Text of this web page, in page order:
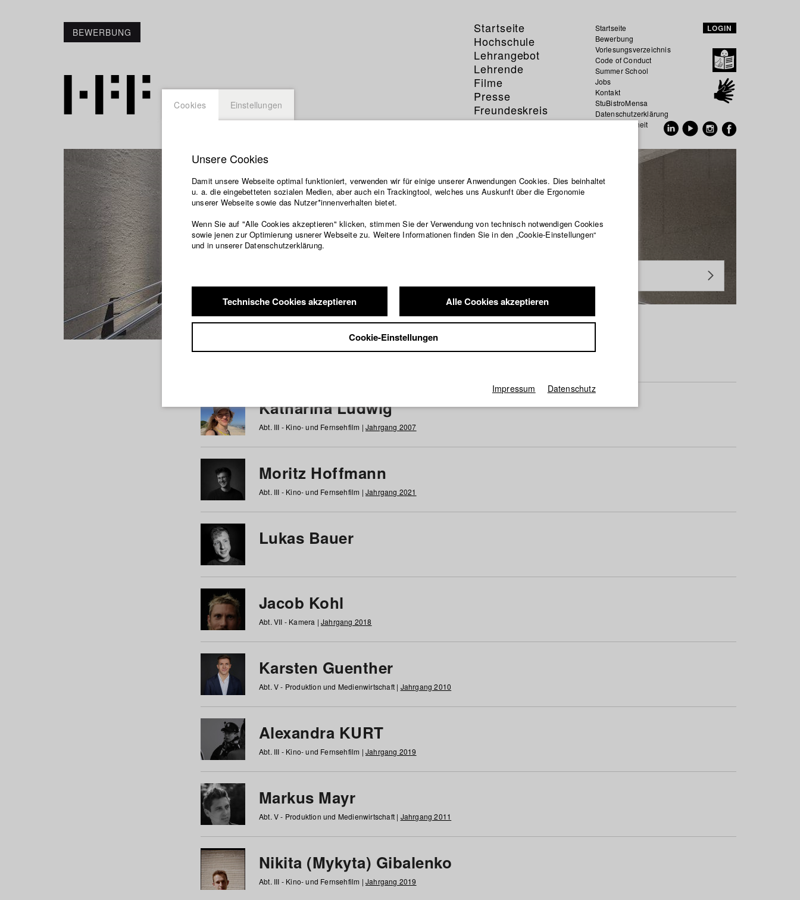
BEWERBUNG
Startseite
Hochschule
Lehrangebot
Lehrende
Filme
Presse
Freundeskreis
Service
Startseite
Bewerbung
Vorlesungsverzeichnis
Code of Conduct
Summer School
Jobs
Kontakt
StuBistroMensa
Datenschutzerklärung
Datensicherheit
LOGIN
Studierende / Alumni
a b c d e f g h i j k l m n o p q r s t u v w x y z Alle
Katharina Ludwig
Abt. III - Kino- und Fernsehfilm | Jahrgang 2007
Moritz Hoffmann
Abt. III - Kino- und Fernsehfilm | Jahrgang 2021
Lukas Bauer
Jacob Kohl
Abt. VII - Kamera | Jahrgang 2018
Karsten Guenther
Abt. V - Produktion und Medienwirtschaft | Jahrgang 2010
Alexandra KURT
Abt. III - Kino- und Fernsehfilm | Jahrgang 2019
Markus Mayr
Abt. V - Produktion und Medienwirtschaft | Jahrgang 2011
Nikita (Mykyta) Gibalenko
Abt. III - Kino- und Fernsehfilm | Jahrgang 2019
Cookies Einstellungen
Unsere Cookies
Damit unsere Webseite optimal funktioniert, verwenden wir für einige unserer Anwendungen Cookies. Dies beinhaltet
u. a. die eingebetteten sozialen Medien, aber auch ein Trackingtool, welches uns Auskunft über die Ergonomie
unserer Webseite sowie das Nutzer*innenverhalten bietet.
Wenn Sie auf "Alle Cookies akzeptieren" klicken, stimmen Sie der Verwendung von technisch notwendigen Cookies
sowie jenen zur Optimierung usnerer Webseite zu. Weitere Informationen finden Sie in den „Cookie-Einstellungen“
und in unserer Datenschutzerklärung.
Technische Cookies akzeptieren Alle Cookies akzeptieren
Cookie-Einstellungen
Impressum Datenschutz